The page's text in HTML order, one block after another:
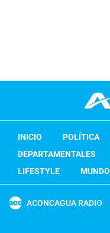
INICIO POLÍTICA
DEPARTAMENTALES
LIFESTYLE
MUNDO
ACONCAGUA RADIO